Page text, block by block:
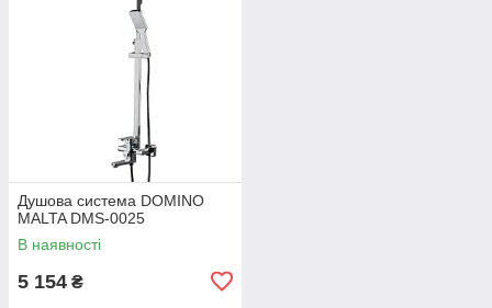
Душова система DOMINO
MALTA DMS-0025
В наявності
5 154 ₴